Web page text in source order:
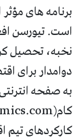
برنامه های
است. تیورسن
نخبه، تحصیل
دوامدار برای
به صفحه
کارکردهای